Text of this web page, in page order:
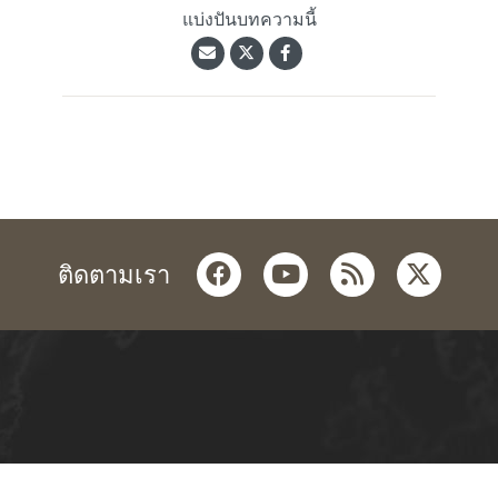
แบ่งปันบทความนี้
ติดตามเรา facebookyoutube
rss twitter